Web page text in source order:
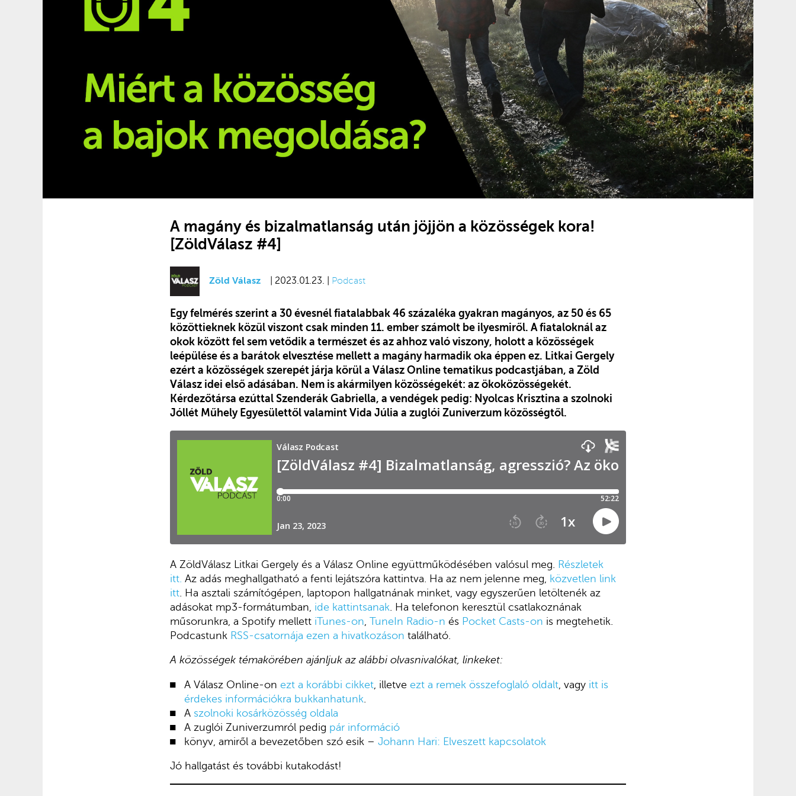
A magány és bizalmatlanság után jöjjön a közösségek kora!
[ZöldVálasz #4]
Zöld Válasz | 2023.01.23. | Podcast
Egy felmérés szerint a 30 évesnél fiatalabbak 46 százaléka gyakran magányos, az 50 és 65
közöttieknek közül viszont csak minden 11. ember számolt be ilyesmiről. A fiataloknál az
okok között fel sem vetődik a természet és az ahhoz való viszony, holott a közösségek
leépülése és a barátok elvesztése mellett a magány harmadik oka éppen ez. Litkai Gergely
ezért a közösségek szerepét járja körül a Válasz Online tematikus podcastjában, a Zöld
Válasz idei első adásában. Nem is akármilyen közösségekét: az ökoközösségekét.
Kérdezőtársa ezúttal Szenderák Gabriella, a vendégek pedig: Nyolcas Krisztina a szolnoki
Jóllét Műhely Egyesülettől valamint Vida Júlia a zuglói Zuniverzum közösségtől.
A ZöldVálasz Litkai Gergely és a Válasz Online együttműködésében valósul meg. Részletek
itt. Az adás meghallgatható a fenti lejátszóra kattintva. Ha az nem jelenne meg, közvetlen link
itt . Ha asztali számítógépen, laptopon hallgatnának minket, vagy egyszerűen letöltenék az
adásokat mp3-formátumban, ide kattintsanak . Ha telefonon keresztül csatlakoznának
műsorunkra, a Spotify mellett iTunes-on TuneIn Radio-n és Pocket Casts-on is megtehetik.
Podcastunk RSS-csatornája ezen a hivatkozáson található.
A közösségek témakörében ajánljuk az alábbi olvasnivalókat, linkeket:
A Válasz Online-onezt a korábbi cikket , illetveezt a remek összefoglaló oldalt , vagy itt is
érdekes információkra bukkanhatunk
A szolnoki kosárközösség oldala
A zuglói Zuniverzumról pedig pár információ
könyv, amiről a bevezetőben szó esik –Johann Hari: Elveszett kapcsolatok
Jó hallgatást és további kutakodást!